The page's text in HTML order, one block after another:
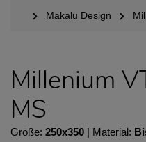
Makalu Design
Millenium
MS
Größe: 250x350 | Material: